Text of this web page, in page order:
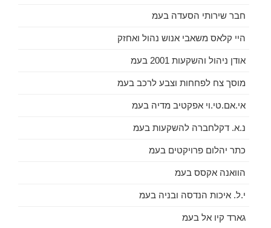
חבר שירותי הסעדה בעמ
היי קלאס משאבי אנוש נהול ואחזק
אודן ניהול והשקעות 2001 בעמ
מוסך צח לפחחות וצבע לרכב בעמ
אי.אם.טי.וי אפקטיב מדיה בעמ
נ.א. דקלחברה להשקעות בעמ
כתר יהלום פרויקטים בעמ
הוואנה אקסס בעמ
י.ל. איכות הנדסה ובניה בעמ
גארד קיו אל בעמ